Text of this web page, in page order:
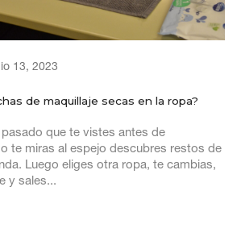
13, 2023
de maquillaje secas en la ropa?
que te vistes antes de
te miras al espejo descubres restos de
Luego eliges otra ropa, te cambias,
y sales...